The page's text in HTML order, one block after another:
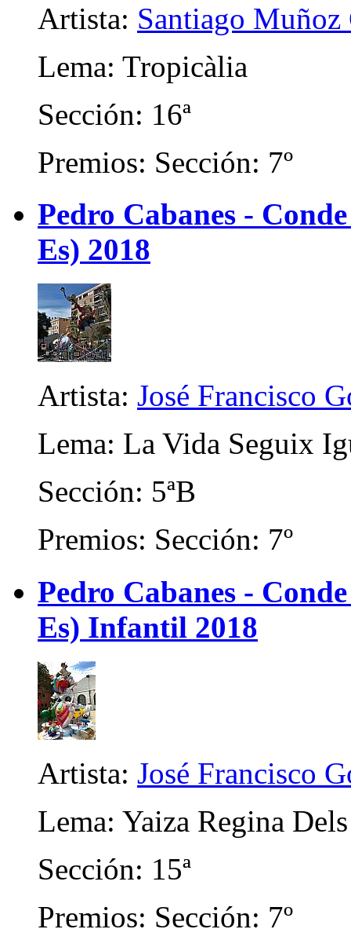
Artista: Santiago
Lema: Tropicàlia
Sección: 16ª
Premios: Sección: 7º
Pedro Cabanes -
Es) 2018
Artista: José Francisco
Lema: La Vida Seguix
Sección: 5ªB
Premios: Sección: 7º
Pedro Cabanes -
Es) Infantil 2018
Artista: José Francisco
Lema: Yaiza Regina
Sección: 15ª
Premios: Sección: 7º